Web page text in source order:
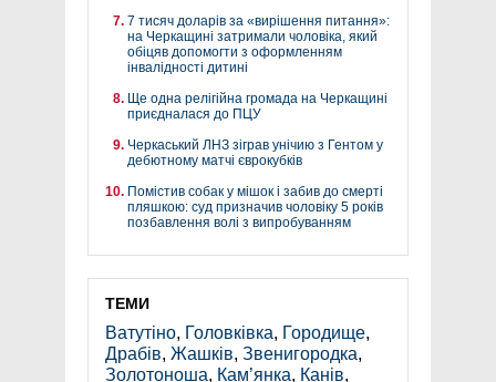
7 тисяч доларів за «вирішення питання»:
на Черкащині затримали чоловіка, який
обіцяв допомогти з оформленням
інвалідності дитині
Ще одна релігійна громада на Черкащині
приєдналася до ПЦУ
Черкаський ЛНЗ зіграв унічию з Гентом у
дебютному матчі єврокубків
Помістив собак у мішок і забив до смерті
пляшкою: суд призначив чоловіку 5 років
позбавлення волі з випробуванням
ТЕМИ
Ватутіно, Головківка, Городище,
Драбів, Жашків, Звенигородка,
Золотоноша, Кам’янка, Канів,